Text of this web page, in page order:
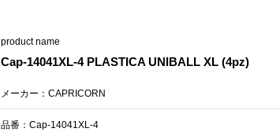
product name
Cap-14041XL-4 PLASTICA UNIBALL XL (4pz)
メーカー：CAPRICORN
品番：Cap-14041XL-4